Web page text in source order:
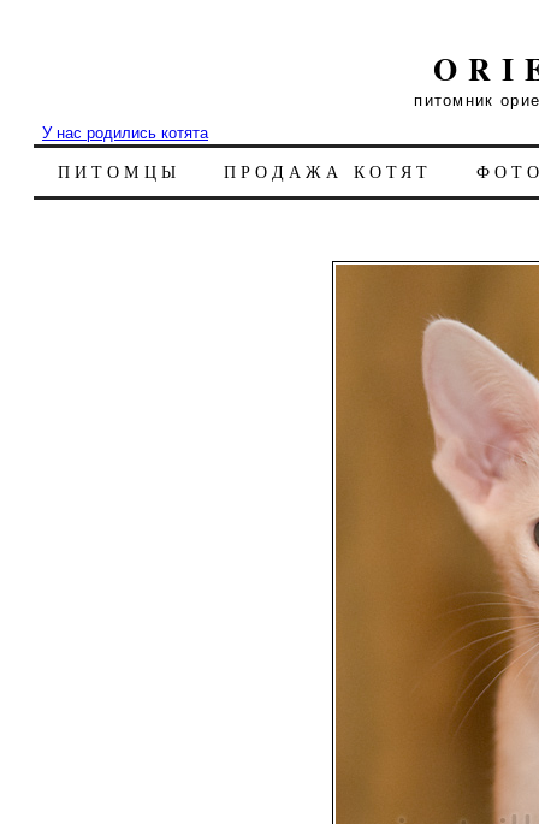
питомник
У нас родились котята
ПИТОМЦЫ ПРОДАЖА КОТЯТ